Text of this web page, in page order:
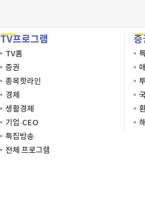
TV프로그램
TV홈
증권
종목핫라인
경제
생활경제
기업·CEO
특집방송
전체 프로그램
증